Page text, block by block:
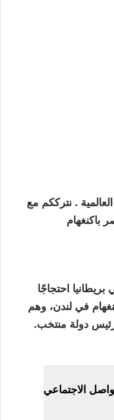
العالمية . نترككم مع
باكنغهام
احتجاجًا
في لندن، وهم
دولة منتخب.
الاجتماعي